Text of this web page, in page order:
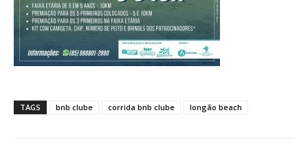
TAGS bnb clube corrida bnb clube longão beach